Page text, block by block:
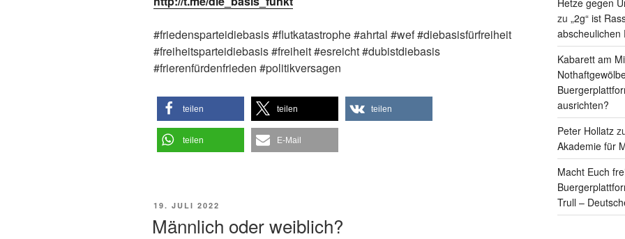
#friedensparteidiebasis #flutkatastrophe #ahrtal #wef #diebasisfürfreiheit
#freiheitsparteidiebasis #freiheit #esreicht #dubistdiebasis
#frierenfürdenfrieden #politikversagen
teilen teilen teilen
teilen E-Mail
VERÖFFENTLICHT
19. JULI 2022
Männlich oder weiblich?
zu „2g“ ist
abscheulichen
Kabarett am
ausrichten?
Peter Hollatz
Akademie für
Macht Euch
Trull –